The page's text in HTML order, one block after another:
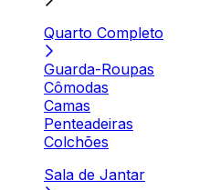
Quarto Completo
Guarda-Roupas
Cômodas
Camas
Penteadeiras
Colchões
Sala de Jantar